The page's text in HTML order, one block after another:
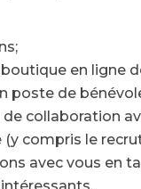
en ligne
de
collaboration
compris le
avec vous en